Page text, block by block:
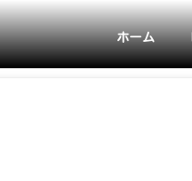
ホーム